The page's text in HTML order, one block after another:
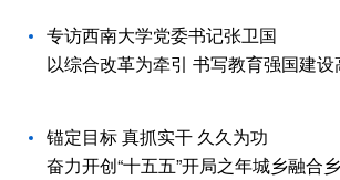
专访西南大学党委书记张卫国
以综合改革为牵引 书写教育强国建设
锚定目标 真抓实干 久久为功
奋力开创“十五五”开局之年城乡融合